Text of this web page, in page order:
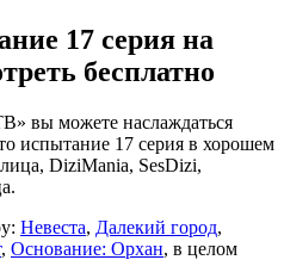
17 серия на
бесплатно
вы можете наслаждаться
испытание 17 серия в хорошем
DiziMania, SesDizi,
Невеста, Далекий город,
, Основание: Орхан, в целом